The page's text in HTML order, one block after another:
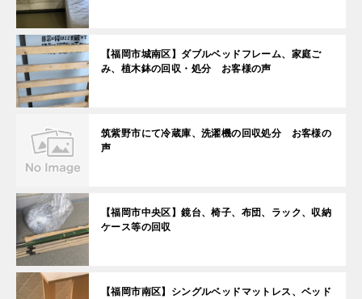
【福岡市城南区】ダブルベッドフレーム、家庭ご
み、植木鉢の回収・処分 お客様の声
筑紫野市にて冷蔵庫、洗濯機の回収処分 お客様の
声
【福岡市中央区】鏡台、椅子、布団、ラック、収納
ケース等の回収
【福岡市南区】シングルベッドマットレス、ベッド